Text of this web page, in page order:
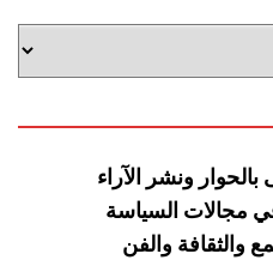
بالحوار ونشر
الآراء
في مجالات السياسة
والثقافة والفن